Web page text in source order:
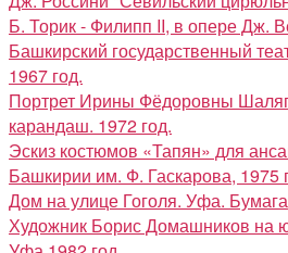
Б. Торик - Филипп II, в опере Дж.
Башкирский государственный
1967 год.
Портрет Ирины Фёдоровны
карандаш. 1972 год.
Эскиз костюмов «Тапян» для
Башкирии им. Ф. Гаскарова, 1975
Дом на улице Гоголя. Уфа.
Художник Борис Домашников на